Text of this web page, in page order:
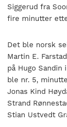
Siggerud fra
fire minutter
Det ble norsk
Martin E.
på Hugo Sandin
ble nr. 5,
Jonas Kind
Strand
Stian Ustvedt